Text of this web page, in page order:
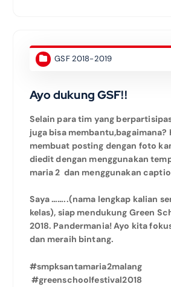
GSF 2018-2019
Ayo dukung GSF!!
Selain para tim yang
juga bisa membantu,bagaimana?
membuat posting dengan foto
diedit dengan menggunakan
maria 2 dan menggunakan
Saya ……..(nama lengkap kalian
kelas), siap mendukung Green
2018. Pandermania! Ayo kita
dan meraih bintang.
#greenschoolfestival2018